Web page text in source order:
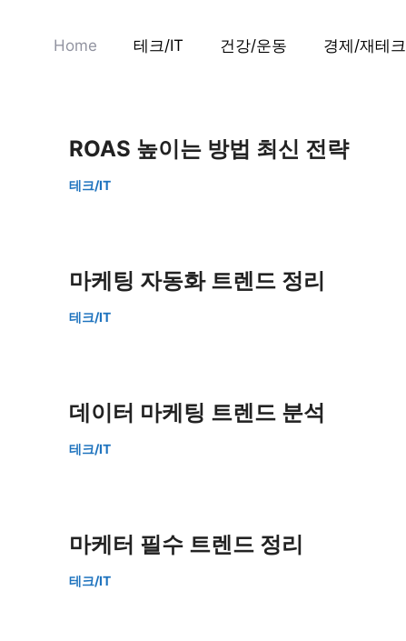
Home 테크/IT 건강/운동 경제/재테크
ROAS 높이는 방법 최신 전략
테크/IT
마케팅 자동화 트렌드 정리
테크/IT
데이터 마케팅 트렌드 분석
테크/IT
마케터 필수 트렌드 정리
테크/IT